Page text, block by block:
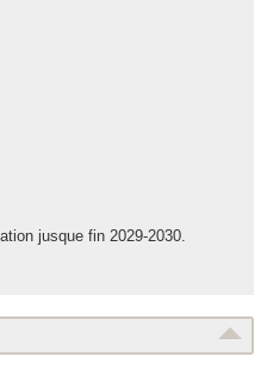
jusque fin 2029-2030.